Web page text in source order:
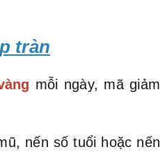
tràn
mỗi ngày, mã giảm
nến số tuổi hoặc nến